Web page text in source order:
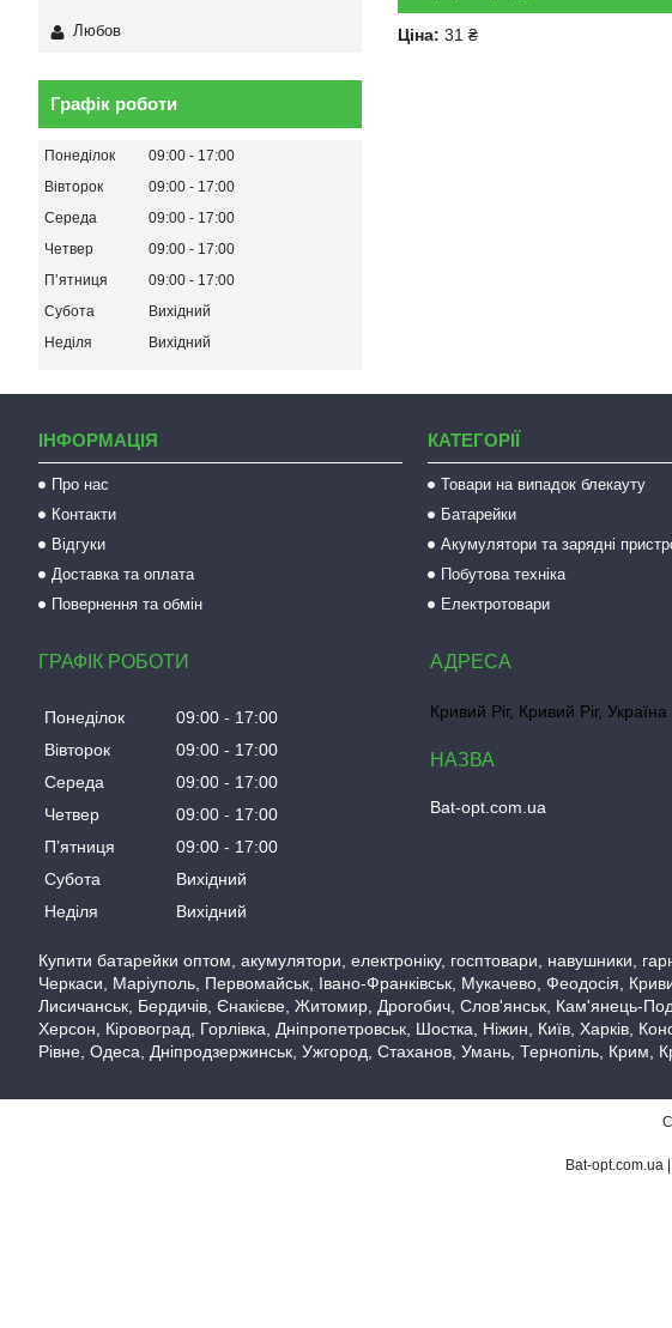
Ціна: 31 ₴
Любов
Графік роботи
Понеділок 09:00
17:00
Вівторок
09:00
17:00
Середа
09:00
17:00
Четвер
09:00
17:00
Пʼятниця
09:00
17:00
Субота
Вихідний
Неділя
Вихідний
ІНФОРМАЦІЯ
Про нас
Контакти
Відгуки
Доставка та оплата
Повернення та обмін
КАТЕГОРІЇ
Товари на випадок блекауту
Батарейки
Акумулятори та зарядні
Побутова техніка
Електротовари
ГРАФІК РОБОТИ
Понеділок 09:00
17:00
Вівторок
09:00
17:00
Середа
09:00
17:00
Четвер
09:00
17:00
Пʼятниця
09:00
17:00
Субота
Вихідний
Неділя
Вихідний
Кривий Ріг, Кривий Ріг, Україна
Bat-opt.com.ua
Купити батарейки оптом, акумулятори, електроніку, госптовари, навушники,
Черкаси, Маріуполь, Первомайськ, Івано-Франківськ, Мукачево, Феодосія,
Лисичанськ, Бердичів, Єнакієве, Житомир, Дрогобич, Слов'янськ, Кам'янець-
Херсон, Кіровоград, Горлівка, Дніпропетровськ, Шостка, Ніжин, Київ, Харків,
Рівне, Одеса, Дніпродзержинськ, Ужгород, Стаханов, Умань, Тернопіль, Крим,